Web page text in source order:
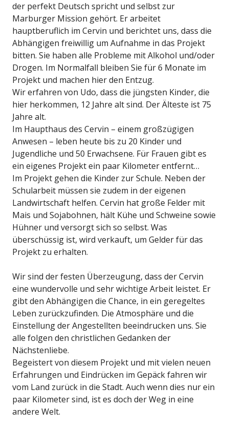
der perfekt Deutsch spricht und selbst zur
Marburger Mission gehört. Er arbeitet
hauptberuflich im Cervin und berichtet uns, dass die
Abhängigen freiwillig um Aufnahme in das Projekt
bitten. Sie haben alle Probleme mit Alkohol und/oder
Drogen. Im Normalfall bleiben Sie für 6 Monate im
Projekt und machen hier den Entzug.
Wir erfahren von Udo, dass die jüngsten Kinder, die
hier herkommen, 12 Jahre alt sind. Der Älteste ist 75
Jahre alt.
Im Haupthaus des Cervin – einem großzügigen
Anwesen – leben heute bis zu 20 Kinder und
Jugendliche und 50 Erwachsene. Für Frauen gibt es
ein eigenes Projekt ein paar Kilometer entfernt…
Im Projekt gehen die Kinder zur Schule. Neben der
Schularbeit müssen sie zudem in der eigenen
Landwirtschaft helfen. Cervin hat große Felder mit
Mais und Sojabohnen, hält Kühe und Schweine sowie
Hühner und versorgt sich so selbst. Was
überschüssig ist, wird verkauft, um Gelder für das
Projekt zu erhalten.
Wir sind der festen Überzeugung, dass der Cervin
eine wundervolle und sehr wichtige Arbeit leistet. Er
gibt den Abhängigen die Chance, in ein geregeltes
Leben zurückzufinden. Die Atmosphäre und die
Einstellung der Angestellten beeindrucken uns. Sie
alle folgen den christlichen Gedanken der
Nächstenliebe.
Begeistert von diesem Projekt und mit vielen neuen
Erfahrungen und Eindrücken im Gepäck fahren wir
vom Land zurück in die Stadt. Auch wenn dies nur ein
paar Kilometer sind, ist es doch der Weg in eine
andere Welt.